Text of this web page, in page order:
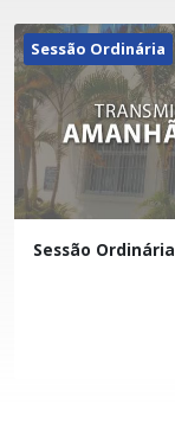
Sessão Ordinária
Sessão Ordinária